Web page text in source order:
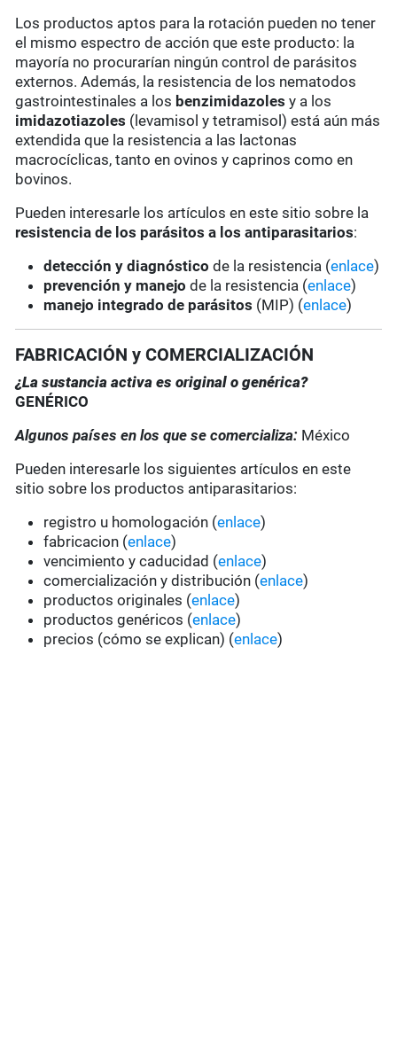
Los productos aptos para la rotación pueden no tener
el mismo espectro de acción que este producto: la
mayoría no procurarían ningún control de parásitos
externos. Además, la resistencia de los nematodos
gastrointestinales a los benzimidazoles y a los
imidazotiazoles (levamisol y tetramisol) está aún más
extendida que la resistencia a las lactonas
macrocíclicas, tanto en ovinos y caprinos como en
bovinos.
Pueden interesarle los artículos en este sitio sobre la
resistencia de los parásitos a los antiparasitarios:
detección y diagnóstico de la resistencia (enlace)
prevención y manejo de la resistencia (enlace)
manejo integrado de parásitos (MIP) (enlace)
FABRICACIÓN y COMERCIALIZACIÓN
¿La sustancia activa es original o genérica?
GENÉRICO
Algunos países en los que se comercializa: México
Pueden interesarle los siguientes artículos en este
sitio sobre los productos antiparasitarios:
registro u homologación (enlace)
fabricacion (enlace)
vencimiento y caducidad (enlace)
comercialización y distribución (enlace)
productos originales (enlace)
productos genéricos (enlace)
precios (cómo se explican) (enlace)